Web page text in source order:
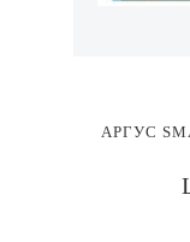
АРГУС